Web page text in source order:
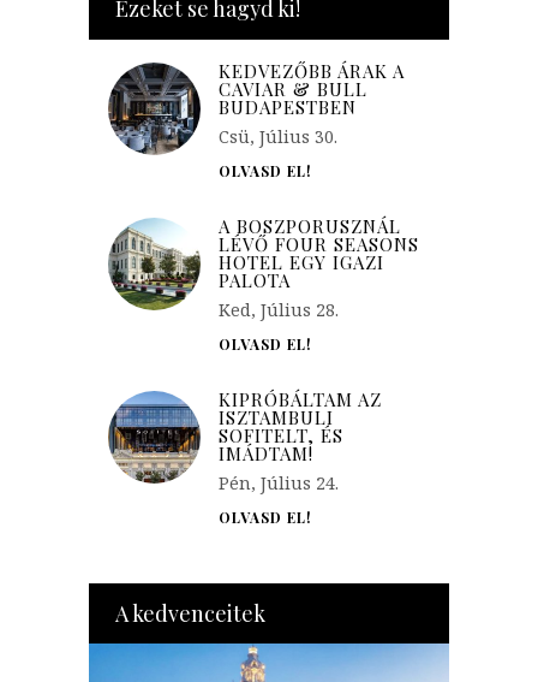
Ezeket se hagyd ki!
KEDVEZŐBB ÁRAK A
CAVIAR & BULL
BUDAPESTBEN
Csü, Július 30.
OLVASD EL!
A BOSZPORUSZNÁL
LÉVŐ FOUR SEASONS
HOTEL EGY IGAZI
PALOTA
Ked, Július 28.
OLVASD EL!
KIPRÓBÁLTAM AZ
ISZTAMBULI
SOFITELT, ÉS
IMÁDTAM!
Pén, Július 24.
OLVASD EL!
A kedvenceitek